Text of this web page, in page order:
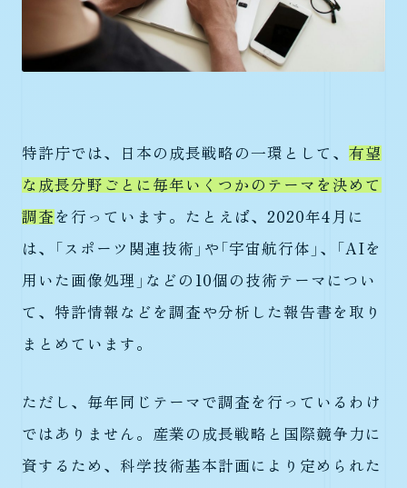
特許庁では、日本の成長戦略の一環として、 有望
な成長分野ごとに毎年いくつかのテーマを決めて
調査 を行っています。たとえば、2020年4月に
は、「スポーツ関連技術」や「宇宙航行体」、「AIを
用いた画像処理」などの10個の技術テーマについ
て、特許情報などを調査や分析した報告書を取り
まとめています。
ただし、毎年同じテーマで調査を行っているわけ
ではありません。産業の成長戦略と国際競争力に
資するため、科学技術基本計画により定められた